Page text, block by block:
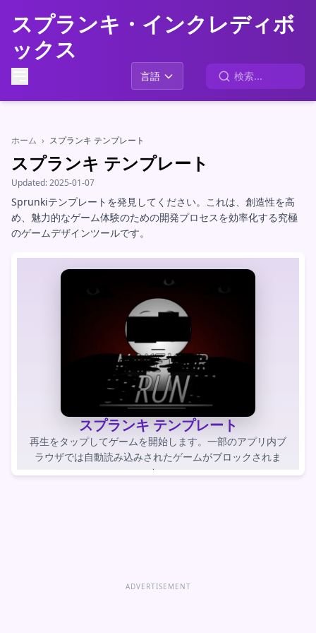
スプランキ・インクレディボ
ックス
言語
ホーム › スプランキ テンプレート
スプランキ テンプレート
Updated:2025-01-07
Sprunkiテンプレートを発見してください。これは、創造性を高
め、魅力的なゲーム体験のための開発プロセスを効率化する究極
のゲームデザインツールです。
スプランキ テンプレート
再生をタップしてゲームを開始します。一部のアプリ内ブ
ラウザでは自動読み込みされたゲームがブロックされま
す。
ADVERTISEMENT